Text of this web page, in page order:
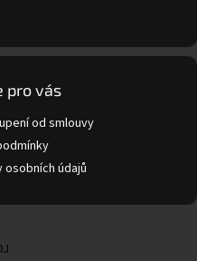
pro vás
od smlouvy
osobních údajů